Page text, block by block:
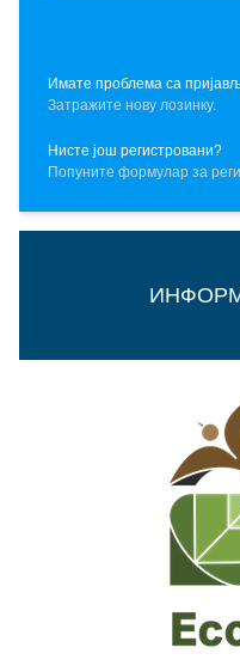
Имате проблема са
Затражите нову лозинку.
Нисте још регистровани?
Попуните формулар за